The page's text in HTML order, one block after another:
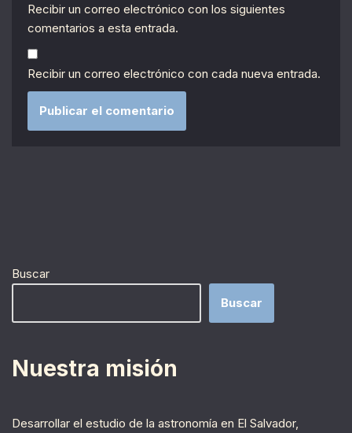
Recibir un correo electrónico con los siguientes
comentarios a esta entrada.
Recibir un correo electrónico con cada nueva entrada.
Buscar
Buscar
Nuestra misión
Desarrollar el estudio de la astronomía en El Salvador,